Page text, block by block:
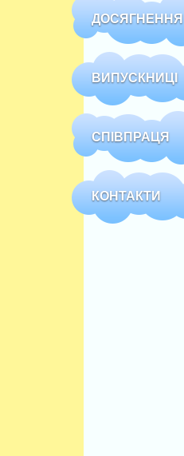
ДОСЯГНЕННЯ
ВИПУСКНИЦІ
СПІВПРАЦЯ
КОНТАКТИ